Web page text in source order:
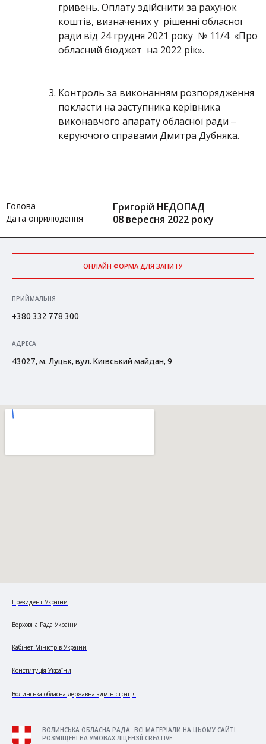
гривень. Оплату здійснити за рахунок
коштів, визначених у рішенні обласної
ради від 24 грудня 2021 року № 11/4 «Про
обласний бюджет на 2022 рік».
Контроль за виконанням розпорядження
покласти на заступника керівника
виконавчого апарату обласної ради ‒
керуючого справами Дмитра Дубняка.
Голова Григорій НЕДОПАД
Дата оприлюдення 08 вересня 2022 року
ОНЛАЙН ФОРМА ДЛЯ ЗАПИТУ
ПРИЙМАЛЬНЯ
+380 332 778 300
АДРЕСА
43027, м. Луцьк, вул. Київський майдан, 9
Президент України
Верховна Рада України
Кабінет Міністрів України
Конституція України
Волинська обласна державна адміністрація
ВОЛИНСЬКА ОБЛАСНА РАДА. ВСІ МАТЕРІАЛИ НА ЦЬОМУ САЙТІ
РОЗМІЩЕНІ НА УМОВАХ ЛІЦЕНЗІЇ CREATIVE